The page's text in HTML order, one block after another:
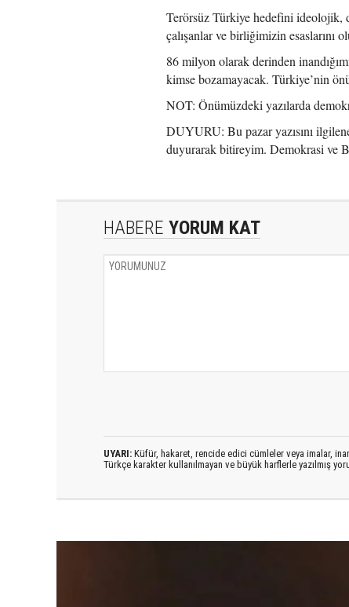
Terörsüz Türkiye hedefini ideolojik,
çalışanlar ve birliğimizin esaslarını
86 milyon olarak derinden
kimse bozamayacak. Türkiye’nin
NOT: Önümüzdeki yazılarda
DUYURU: Bu pazar yazısını
duyurarak bitireyim. Demokrasi ve
HABERE YORUM KAT
UYARI: Küfür, hakaret, rencide edici cümleler veya imalar,
Türkçe karakter kullanılmayan ve büyük harflerle yazılmış